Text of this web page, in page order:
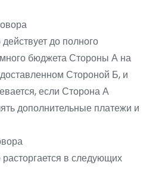
до полного
бюджета Стороны А на
Стороной Б, и
если Сторона А
дополнительные платежи и
в следующих